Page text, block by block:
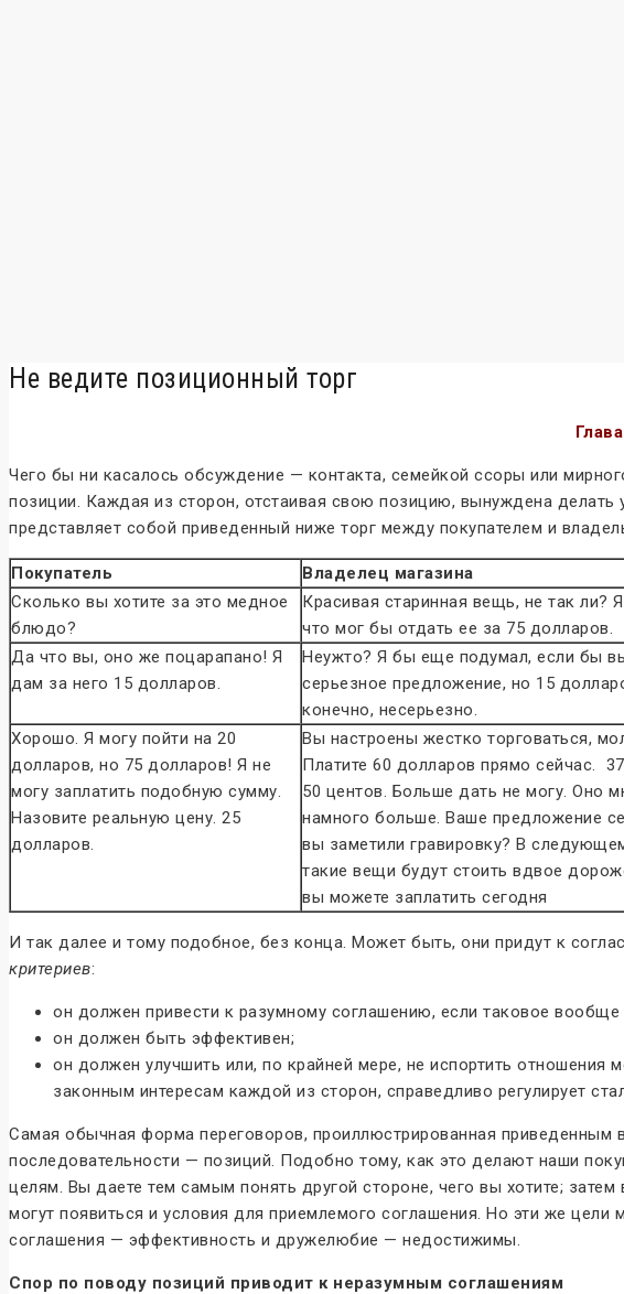
Не ведите позиционный торг
Чего бы ни касалось обсуждение — контакта, семейкой ссоры или
позиции. Каждая из сторон, отстаивая свою позицию, вынуждена делать
представляет собой приведенный ниже торг между покупателем и
Покупатель
Владелец магазина
Сколько вы хотите за это медное
блюдо?
Красивая старинная вещь, не так ли?
что мог бы отдать ее за 75 долларов.
Да что вы, оно же поцарапано! Я
дам за него 15 долларов.
Неужто? Я бы еще подумал, если бы
серьезное предложение, но 15
конечно, несерьезно.
Хорошо. Я могу пойти на 20
долларов, но 75 долларов! Я не
могу заплатить подобную сумму.
Назовите реальную цену. 25
долларов.
Вы настроены жестко торговаться,
Платите 60 долларов прямо сейчас.
50 центов. Больше дать не могу. Оно
намного больше. Ваше предложение
вы заметили гравировку? В
такие вещи будут стоить вдвое
вы можете заплатить сегодня
И так далее и тому подобное, без конца. Может быть, они придут к
критериев:
он должен привести к разумному соглашению, если таковое
он должен быть эффективен;
он должен улучшить или, по крайней мере, не испортить
законным интересам каждой из сторон, справедливо регулирует
Самая обычная форма переговоров, проиллюстрированная
последовательности — позиций. Подобно тому, как это делают наши
целям. Вы даете тем самым понять другой стороне, чего вы хотите;
могут появиться и условия для приемлемого соглашения. Но эти же
соглашения — эффективность и дружелюбие — недостижимы.
Спор по поводу позиций приводит к неразумным соглашениям